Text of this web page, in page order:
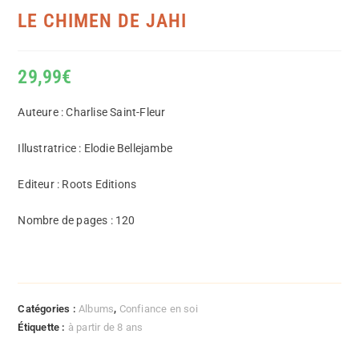
LE CHIMEN DE JAHI
29,99€
Auteure : Charlise Saint-Fleur
Illustratrice : Elodie Bellejambe
Editeur : Roots Editions
Nombre de pages : 120
Catégories : Albums, Confiance en soi
Étiquette : à partir de 8 ans